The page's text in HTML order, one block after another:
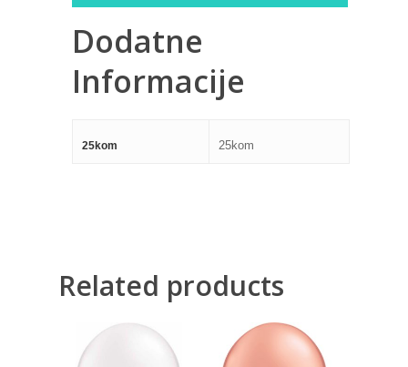
Dodatne
Informacije
25kom 25kom
Related products